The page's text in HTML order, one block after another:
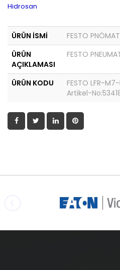
Hidrosan
ÜRÜN İSMİ
FESTO
ÜRÜN
AÇIKLAMASI
FESTO
ÜRÜN KODU
FESTO LFR-
Artikel-